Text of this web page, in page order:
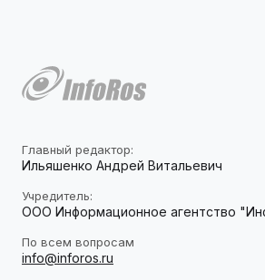
Главный редактор:
Ильяшенко Андрей Витальевич
Учредитель:
ООО Информационное агентство
По всем вопросам
info@inforos.ru